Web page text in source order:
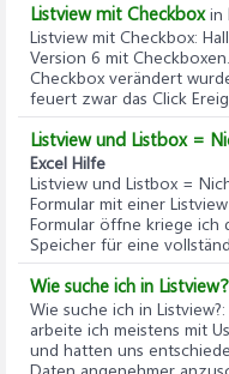
Listview mit Checkboxin
Listview mit Checkbox:
Version 6 mit
Checkbox verändert
feuert zwar das Click
Listview und Listbox =
Excel Hilfe
Listview und Listbox =
Formular mit einer
Formular öffne kriege ich
Speicher für eine
Wie suche ich in Listview?
Wie suche ich in Listview?
arbeite ich meistens mit
und hatten uns